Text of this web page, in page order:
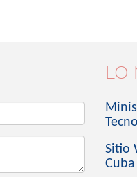
LO
Sitio
Cuba